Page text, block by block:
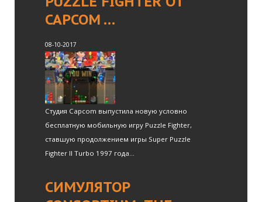
CAPCOM …
08-10-2017
Студия Capcom выпустила новую условно
бесплатную мобильную игру Puzzle Fighter,
ставшую продолжением игры Super Puzzle
Fighter II Turbo 1997 года...
СИМУЛЯТОР